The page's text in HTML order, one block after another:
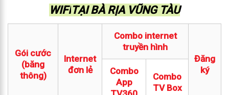
WIFITẠI BÀ RỊA VŨNG TÀU
Gói cước
(băng
thông)
Internet
đơn lẻ
Combo internet
truyền hình
Đăng
ký
Combo
App
Combo
TV Box